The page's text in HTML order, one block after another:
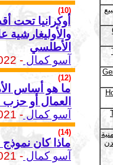
(10)
أوكرانيا تحت
الأطلسي
آسو كمال - 2022 / 3 / 2
(12)
ما هو أساس
العمال أو حزب
آسو كمال - 2021 / 10 / 27
(14)
ماذا كان نموذج
آسو كمال - 2021 / 9 / 15